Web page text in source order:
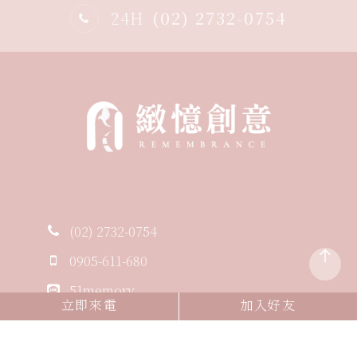
24H (02) 2732-0754
(02) 2732-0754
0905-611-680
51memory
立即來電 加入好友